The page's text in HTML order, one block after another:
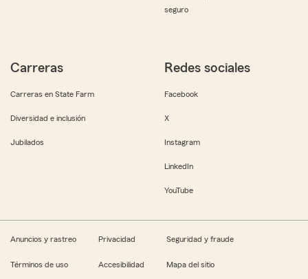
seguro
Carreras
Carreras en State Farm
Diversidad e inclusión
Jubilados
Redes sociales
Facebook
X
Instagram
LinkedIn
YouTube
Anuncios y rastreo Privacidad Seguridad y fraude
Términos de uso Accesibilidad Mapa del sitio